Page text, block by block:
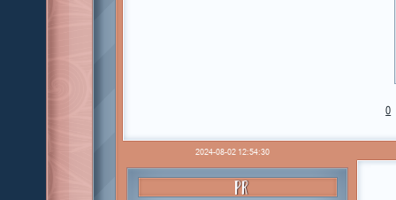
0
2024-08-02 12:54:30
PR